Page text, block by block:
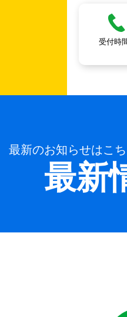
受付時
最新のお知らせはこ
最新
2024.12.26
年末年始休業の